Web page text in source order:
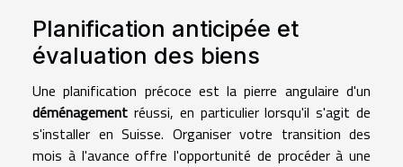
Planification anticipée et
évaluation des biens
Une planification précoce est la pierre angulaire d'un
déménagement réussi, en particulier lorsqu'il s'agit de
s'installer en Suisse. Organiser votre transition des
mois à l'avance offre l'opportunité de procéder à une